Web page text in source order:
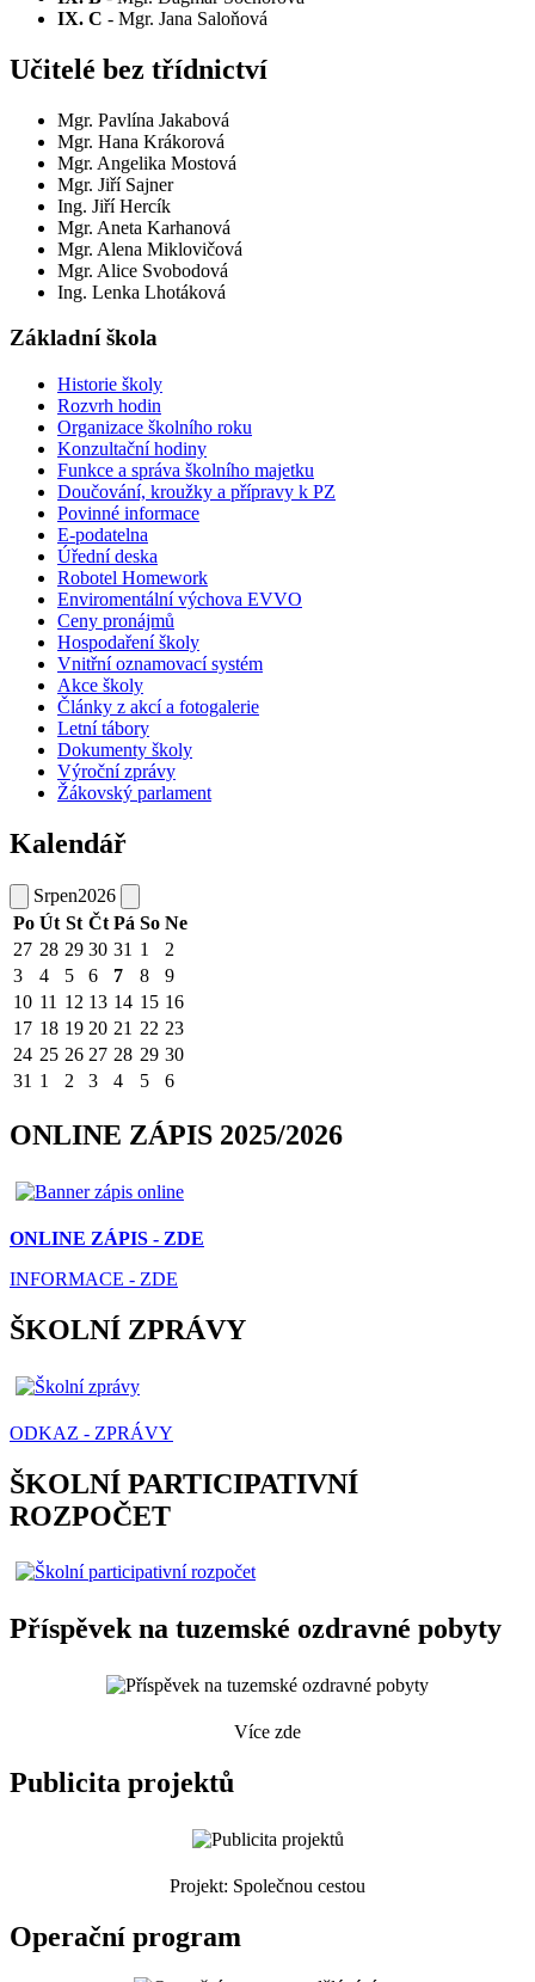
IX. C - Mgr. Jana Saloňová
Učitelé bez třídnictví
Mgr. Pavlína Jakabová
Mgr. Hana Krákorová
Mgr. Angelika Mostová
Mgr. Jiří Sajner
Ing. Jiří Hercík
Mgr. Aneta Karhanová
Mgr. Alena Miklovičová
Mgr. Alice Svobodová
Ing. Lenka Lhotáková
Základní škola
Historie školy
Rozvrh hodin
Organizace školního roku
Konzultační hodiny
Funkce a správa školního majetku
Doučování, kroužky a přípravy k PZ
Povinné informace
E-podatelna
Úřední deska
Robotel Homework
Enviromentální výchova EVVO
Ceny pronájmů
Hospodaření školy
Vnitřní oznamovací systém
Akce školy
Články z akcí a fotogalerie
Letní tábory
Dokumenty školy
Výroční zprávy
Žákovský parlament
Kalendář
Srpen2026
Po Út St Čt Pá So Ne
27 28 29 30 31 1
2
3
4 5 6 7 8
9
10 11 12 13 14 15 16
17 18 19 20 21 22 23
24 25 26 27 28 29 30
31 1 2 3 4 5 6
ONLINE ZÁPIS 2025/2026
ONLINE ZÁPIS - ZDE
INFORMACE - ZDE
ŠKOLNÍ ZPRÁVY
ODKAZ - ZPRÁVY
ŠKOLNÍ PARTICIPATIVNÍ
ROZPOČET
Příspěvek na tuzemské ozdravné pobyty
Více zde
Publicita projektů
Projekt: Společnou cestou
Operační program